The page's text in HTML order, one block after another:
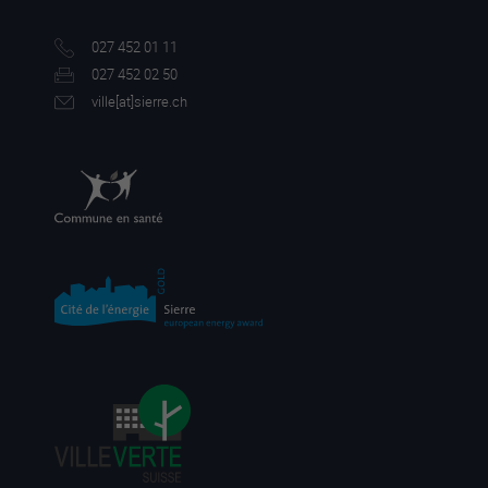
027 452 01 11
027 452 02 50
ville[at]sierre.ch